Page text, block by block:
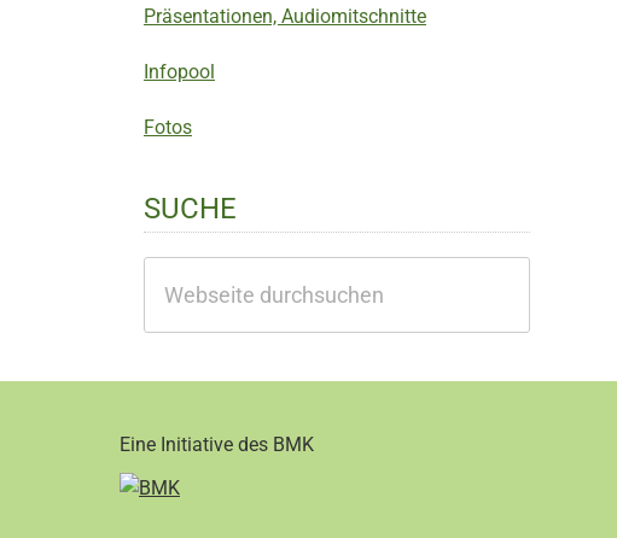
Präsentationen, Audiomitschnitte
Infopool
Fotos
SUCHE
durchsuchen
Eine Initiative des BMK